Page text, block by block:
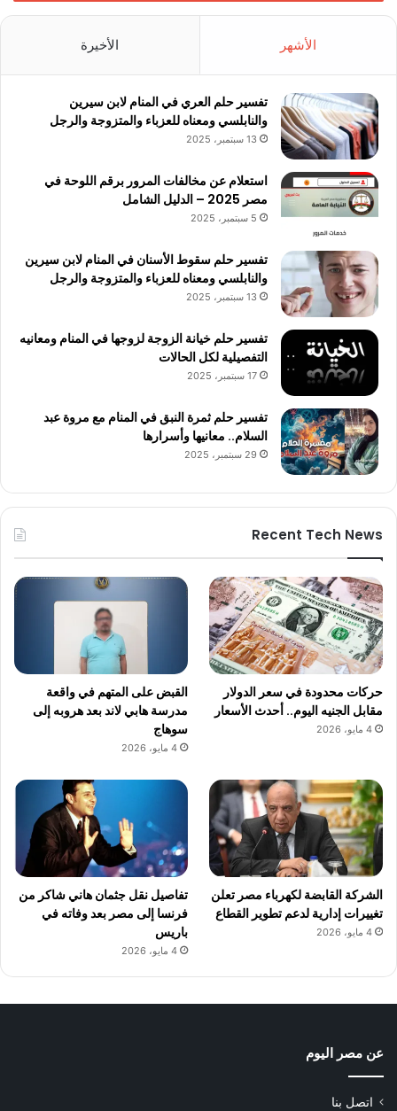
الأشهر الأخيرة
تفسير حلم العري في المنام لابن سيرين
والنابلسي ومعناه للعزباء والمتزوجة والرجل
13 سبتمبر، 2025
استعلام عن مخالفات المرور برقم اللوحة في
مصر 2025 – الدليل الشامل
5 سبتمبر، 2025
تفسير حلم سقوط الأسنان في المنام لابن سيرين
والنابلسي ومعناه للعزباء والمتزوجة والرجل
13 سبتمبر، 2025
تفسير حلم خيانة الزوجة لزوجها في المنام ومعانيه
التفصيلية لكل الحالات
17 سبتمبر، 2025
تفسير حلم ثمرة النبق في المنام مع مروة عبد
السلام.. معانيها وأسرارها
29 سبتمبر، 2025
Recent Tech News
حركات محدودة في سعر الدولار
مقابل الجنيه اليوم.. أحدث الأسعار
4 مايو، 2026
القبض على المتهم في واقعة
مدرسة هابي لاند بعد هروبه إلى
سوهاج
4 مايو، 2026
الشركة القابضة لكهرباء مصر تعلن
تغييرات إدارية لدعم تطوير القطاع
4 مايو، 2026
تفاصيل نقل جثمان هاني شاكر من
فرنسا إلى مصر بعد وفاته في
باريس
4 مايو، 2026
عن مصر اليوم
اتصل بنا